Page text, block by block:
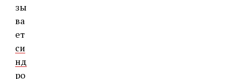
зы
ва
ет
си
нд
ро